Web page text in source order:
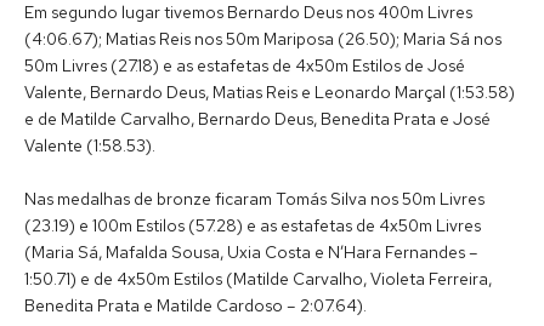
Em segundo lugar tivemos Bernardo Deus nos 400m Livres
(4:06.67); Matias Reis nos 50m Mariposa (26.50); Maria Sá nos
50m Livres (27.18) e as estafetas de 4x50m Estilos de José
Valente, Bernardo Deus, Matias Reis e Leonardo Marçal (1:53.58)
e de Matilde Carvalho, Bernardo Deus, Benedita Prata e José
Valente (1:58.53).
Nas medalhas de bronze ficaram Tomás Silva nos 50m Livres
(23.19) e 100m Estilos (57.28) e as estafetas de 4x50m Livres
(Maria Sá, Mafalda Sousa, Uxia Costa e N’Hara Fernandes –
1:50.71) e de 4x50m Estilos (Matilde Carvalho, Violeta Ferreira,
Benedita Prata e Matilde Cardoso – 2:07.64).